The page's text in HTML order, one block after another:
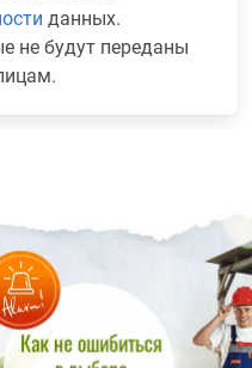
данных.
не будут переданы